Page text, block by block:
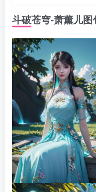
斗破苍穹-萧薰儿图